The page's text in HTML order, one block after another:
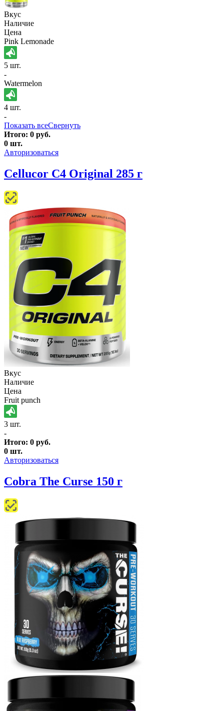
Вкус
Наличие
Цена
Pink Lemonade
5 шт.
-
Watermelon
4 шт.
-
Показать всеСвернуть
Итого: 0 руб.
0 шт.
Авторизоваться
Cellucor C4 Original 285 г
Вкус
Наличие
Цена
Fruit punch
3 шт.
-
Итого: 0 руб.
0 шт.
Авторизоваться
Cobra The Curse 150 г